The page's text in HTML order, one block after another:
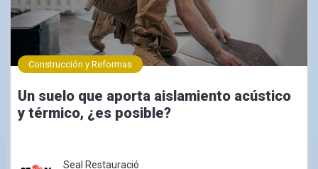
Construcción y Reformas
Un suelo que aporta aislamiento acústico
y térmico, ¿es posible?
Seal Restauració